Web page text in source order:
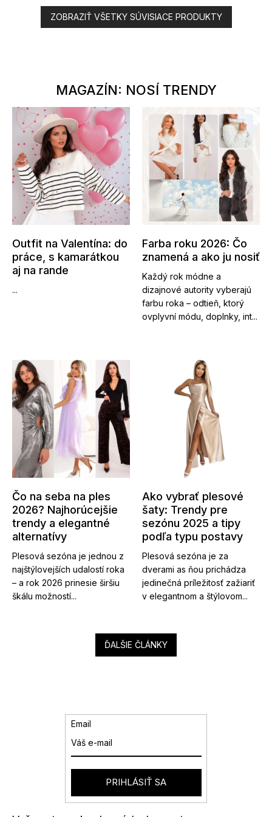
ZOBRAZIŤ VŠETKY SÚVISIACE PRODUKTY
MAGAZÍN: NOSÍ TRENDY
Outfit na Valentína: do
práce, s kamarátkou
aj na rande
...
Farba roku 2026: Čo
znamená a ako ju nosiť
Každý rok módne a
dizajnové autority vyberajú
farbu roka – odtieň, ktorý
ovplyvní módu, doplnky, int...
Čo na seba na ples
2026? Najhorúcejšie
trendy a elegantné
alternatívy
Plesová sezóna je jednou z
najštýlovejších udalostí roka
– a rok 2026 prinesie širšiu
škálu možností...
Ako vybrať plesové
šaty: Trendy pre
sezónu 2025 a tipy
podľa typu postavy
Plesová sezóna je za
dverami as ňou prichádza
jedinečná príležitosť zažiariť
v elegantnom a štýlovom...
ĎALŠIE ČLÁNKY
Email
PRIHLÁSIŤ SA